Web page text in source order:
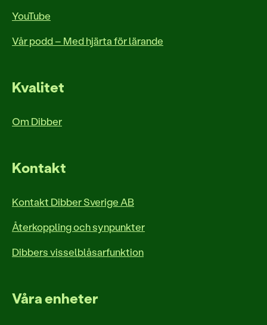
YouTube
Vår podd – Med hjärta för lärande
Kvalitet
Om Dibber
Kontakt
Kontakt Dibber Sverige AB
Återkoppling och synpunkter
Dibbers visselblåsarfunktion
Våra enheter